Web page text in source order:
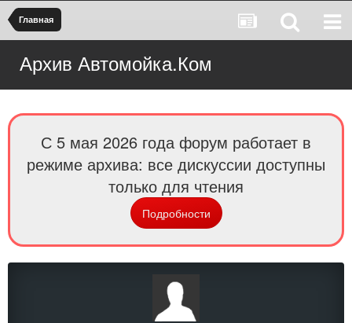
Главная
Архив Автомойка.Ком
С 5 мая 2026 года форум работает в
режиме архива: все дискуссии доступны
только для чтения
Подробности